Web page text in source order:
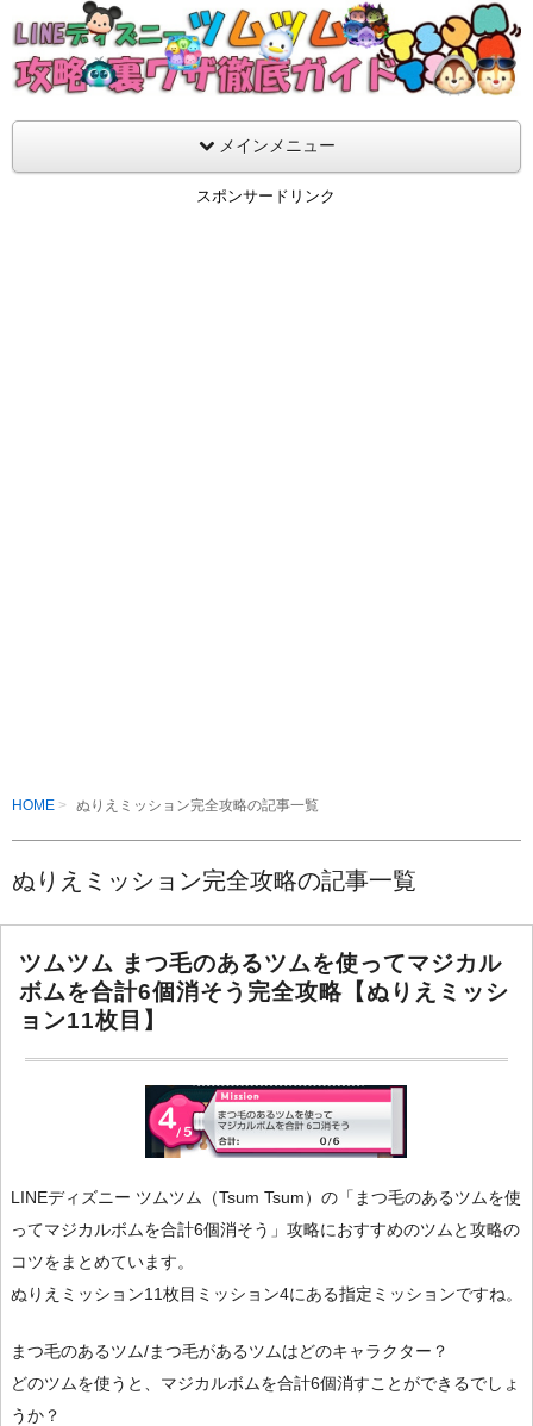
LINEディズニー ツムツム攻略・裏ワザ徹底
支持率No1！痒いところに手が届くツムツム攻略サイト！新ツ
ラ評価も丁寧に解説！ツムツムを120％楽しめるサイトを目指し
メインメニュー
スポンサードリンク
HOME ぬりえミッション完全攻略の記事一覧
ぬりえミッション完全攻略の記事一覧
ツムツム まつ毛のあるツムを使ってマジカル
ボムを合計6個消そう完全攻略【ぬりえミッシ
ョン11枚目】
LINEディズニー ツムツム（Tsum Tsum）の「まつ毛のあるツムを使
ってマジカルボムを合計6個消そう」攻略におすすめのツムと攻略の
コツをまとめています。
ぬりえミッション11枚目ミッション4にある指定ミッションですね。
まつ毛のあるツム/まつ毛があるツムはどのキャラクター？
どのツムを使うと、マジカルボムを合計6個消すことができるでしょ
うか？